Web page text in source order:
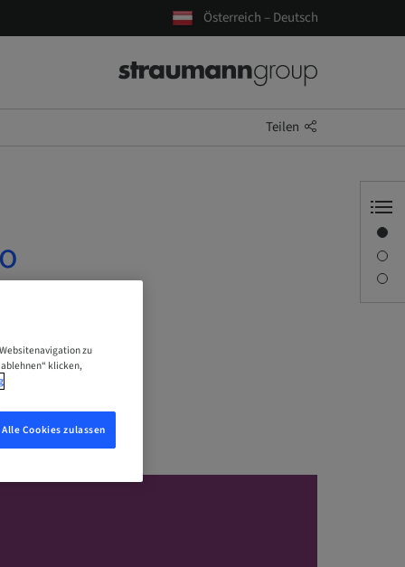
Österreich – Deutsch
Teilen
zu
klicken,
Alle Cookies zulassen